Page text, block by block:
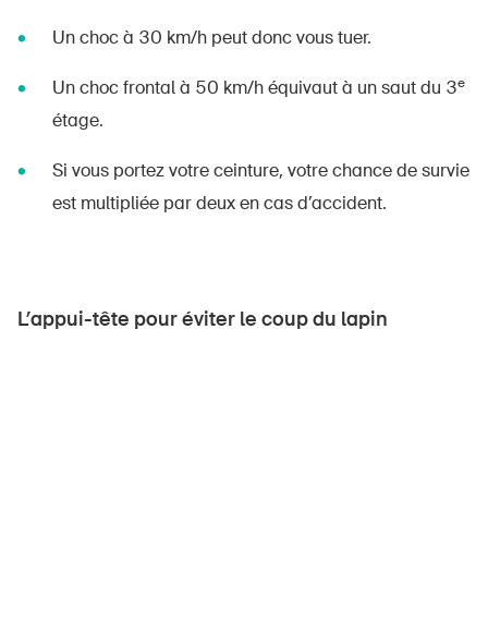
Un choc à 30 km/h peut donc vous tuer.
Un choc frontal à 50 km/h équivaut à un saut du 3e
étage.
Si vous portez votre ceinture, votre chance de survie
est multipliée par deux en cas d’accident.
L’appui-tête pour éviter le coup du lapin